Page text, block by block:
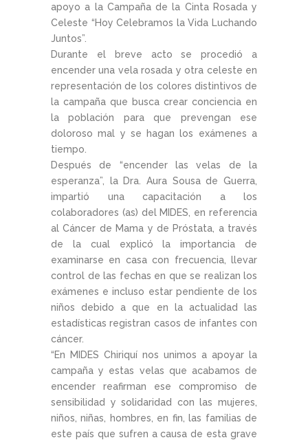
apoyo a la Campaña de la Cinta Rosada y
Celeste “Hoy Celebramos la Vida Luchando
Juntos”.
Durante el breve acto se procedió a
encender una vela rosada y otra celeste en
representación de los colores distintivos de
la campaña que busca crear conciencia en
la población para que prevengan ese
doloroso mal y se hagan los exámenes a
tiempo.
Después de “encender las velas de la
esperanza”, la Dra. Aura Sousa de Guerra,
impartió una capacitación a los
colaboradores (as) del MIDES, en referencia
al Cáncer de Mama y de Próstata, a través
de la cual explicó la importancia de
examinarse en casa con frecuencia, llevar
control de las fechas en que se realizan los
exámenes e incluso estar pendiente de los
niños debido a que en la actualidad las
estadísticas registran casos de infantes con
cáncer.
“En MIDES Chiriquí nos unimos a apoyar la
campaña y estas velas que acabamos de
encender reafirman ese compromiso de
sensibilidad y solidaridad con las mujeres,
niños, niñas, hombres, en fin, las familias de
este país que sufren a causa de esta grave